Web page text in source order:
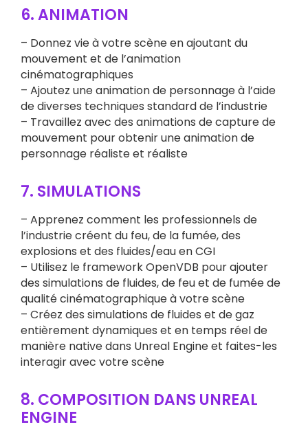
6. ANIMATION
– Donnez vie à votre scène en ajoutant du
mouvement et de l’animation
cinématographiques
– Ajoutez une animation de personnage à l’aide
de diverses techniques standard de l’industrie
– Travaillez avec des animations de capture de
mouvement pour obtenir une animation de
personnage réaliste et réaliste
7. SIMULATIONS
– Apprenez comment les professionnels de
l’industrie créent du feu, de la fumée, des
explosions et des fluides/eau en CGI
– Utilisez le framework OpenVDB pour ajouter
des simulations de fluides, de feu et de fumée de
qualité cinématographique à votre scène
– Créez des simulations de fluides et de gaz
entièrement dynamiques et en temps réel de
manière native dans Unreal Engine et faites-les
interagir avec votre scène
8. COMPOSITION DANS UNREAL
ENGINE